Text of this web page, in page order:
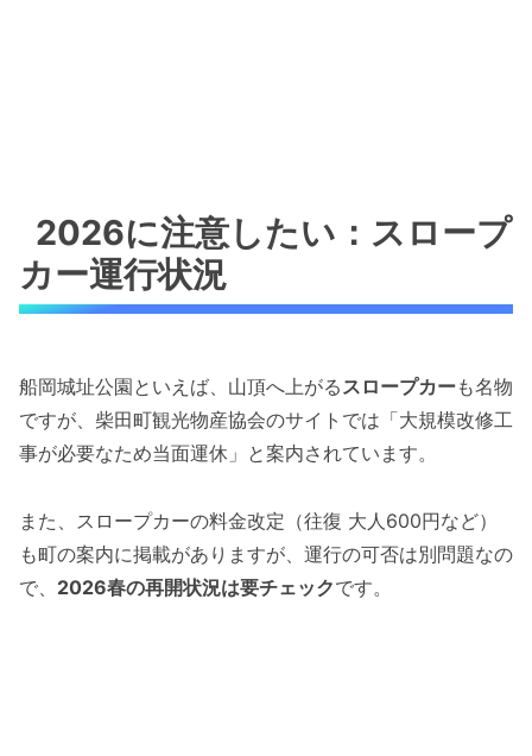
2026に注意したい：スロープ
カー運行状況
船岡城址公園といえば、山頂へ上がるスロープカーも名物
ですが、柴田町観光物産協会のサイトでは「大規模改修工
事が必要なため当面運休」と案内されています。
また、スロープカーの料金改定（往復 大人600円など）
も町の案内に掲載がありますが、運行の可否は別問題なの
で、 2026春の再開状況は要チェックです。